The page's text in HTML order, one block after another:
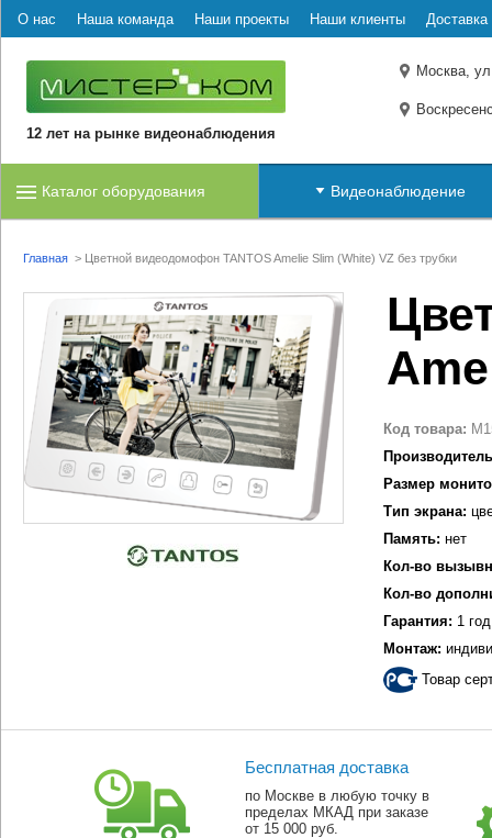
О нас Наша команда Наши проекты Наши клиенты Доставка
12 лет на рынке видеонаблюдения
Москва,
Каталог оборудования Видеонаблюдение
Главная > Цветной видеодомофон TANTOS Amelie Slim (White) VZ без трубки
Код товара:
Размер
Тип экрана:
Память: нет
Кол-во
Кол-во
Гарантия: 1 год
Монтаж:
Товар
Бесплатная доставка
по Москве в любую точку в
пределах МКАД при заказе
от 15 000 руб.